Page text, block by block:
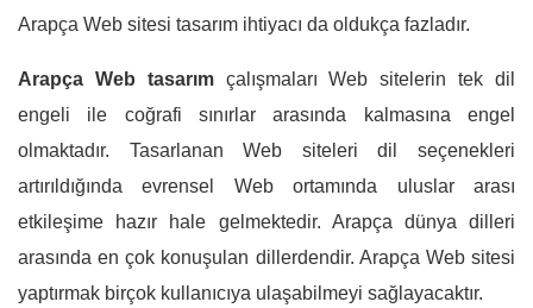
Arapça Web sitesi tasarım ihtiyacı da oldukça fazladır.
Arapça Web tasarım çalışmaları Web sitelerin tek dil
engeli ile coğrafi sınırlar arasında kalmasına engel
olmaktadır. Tasarlanan Web siteleri dil seçenekleri
artırıldığında evrensel Web ortamında uluslar arası
etkileşime hazır hale gelmektedir. Arapça dünya dilleri
arasında en çok konuşulan dillerdendir. Arapça Web sitesi
yaptırmak birçok kullanıcıya ulaşabilmeyi sağlayacaktır.